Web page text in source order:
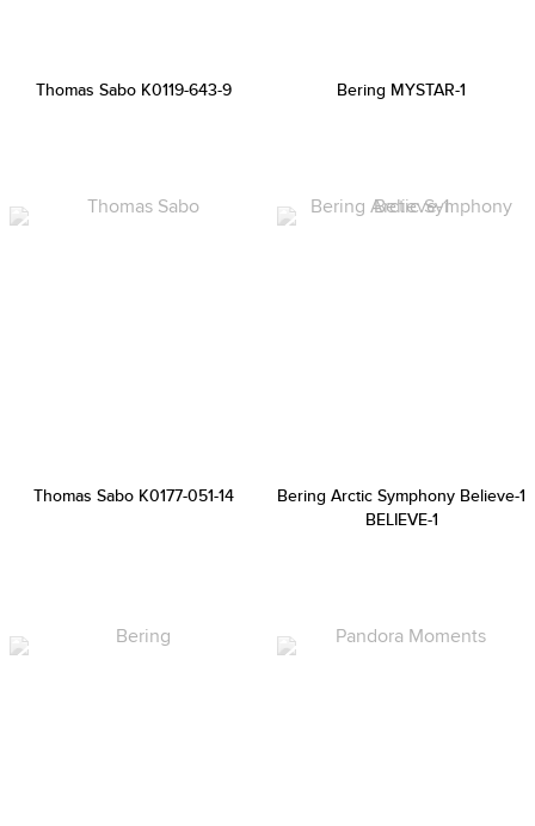
Thomas Sabo K0119-643-9 Bering MYSTAR-1
Thomas Sabo K0177-051-14
Bering Arctic Symphony Believe-1
BELIEVE-1